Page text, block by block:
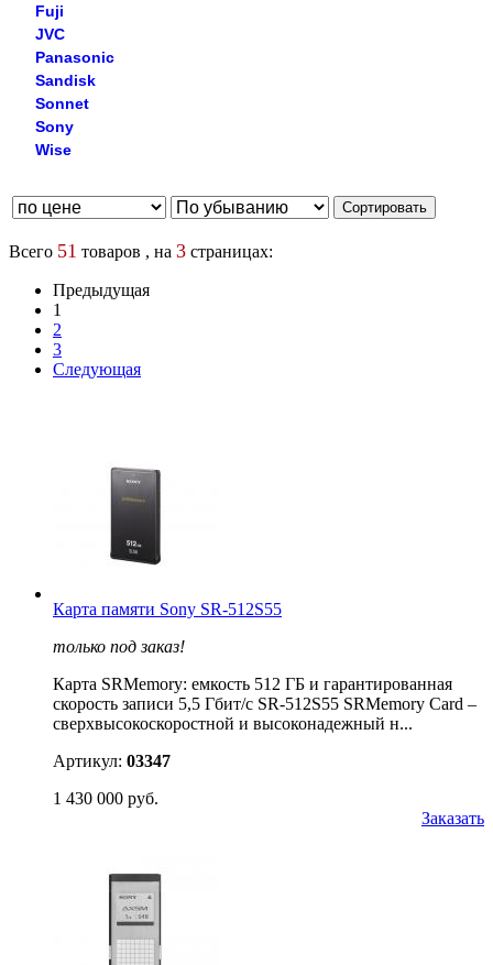
Fuji
JVC
Panasonic
Sandisk
Sonnet
Sony
Wise
Всего 51 товаров , на 3 страницах:
Предыдущая
1
2
3
Следующая
Карта памяти Sony SR-512S55
только под заказ!
Карта SRMemory: емкость 512 ГБ и гарантированная
скорость записи 5,5 Гбит/с SR-512S55 SRMemory Card –
сверхвысокоскоростной и высоконадежный н...
Артикул: 03347
1 430 000 руб.
Заказать